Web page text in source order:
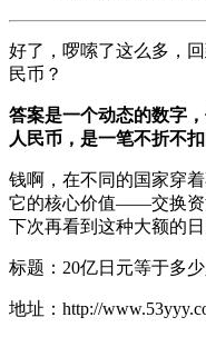
好了，啰嗦了这么多，
民币？
答案是一个动态的数字
人民币，是一笔不折不
钱啊，在不同的国家穿
它的核心价值——交换资
下次再看到这种大额的
标题：20亿日元等于多
地址：http://